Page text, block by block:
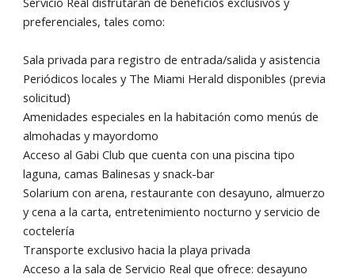
preferenciales, tales como:
Sala privada para registro de entrada/salida y asistencia
Periódicos locales y The Miami Herald disponibles (previa
solicitud)
Amenidades especiales en la habitación como menús de
almohadas y mayordomo
Acceso al Gabi Club que cuenta con una piscina tipo
laguna, camas Balinesas y snack-bar
Solarium con arena, restaurante con desayuno, almuerzo
y cena a la carta, entretenimiento nocturno y servicio de
coctelería
Transporte exclusivo hacia la playa privada
Acceso a la sala de Servicio Real que ofrece: desayuno